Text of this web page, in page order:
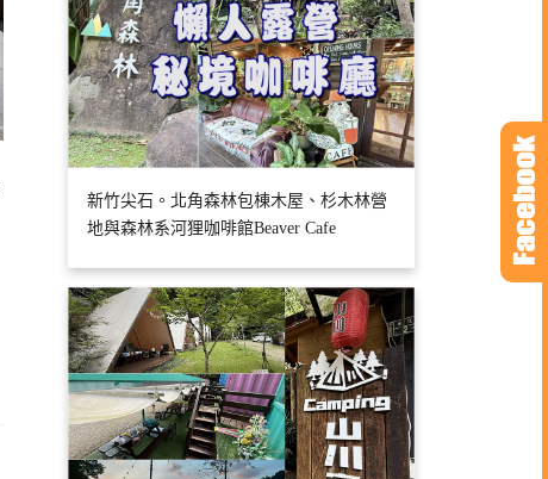
新竹尖石。北角森林包棟木屋、杉木林營
地與森林系河狸咖啡館Beaver Cafe